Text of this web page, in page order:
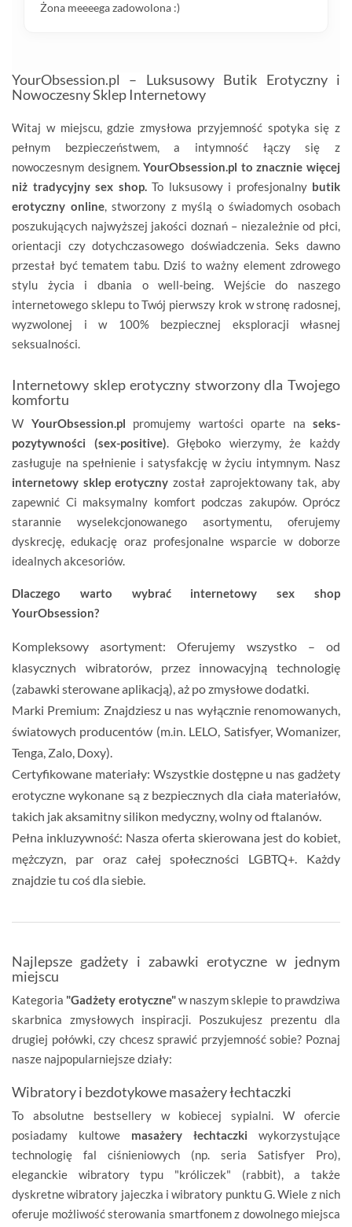
Żona meeeega zadowolona :)
YourObsession.pl – Luksusowy Butik Erotyczny i
Nowoczesny Sklep Internetowy
Witaj w miejscu, gdzie zmysłowa przyjemność spotyka się z
pełnym bezpieczeństwem, a intymność łączy się z
nowoczesnym designem.YourObsession.pl to znacznie więcej
niż tradycyjny sex shop.To luksusowy i profesjonalny butik
erotyczny online, stworzony z myślą o świadomych osobach
poszukujących najwyższej jakości doznań – niezależnie od płci,
orientacji czy dotychczasowego doświadczenia. Seks dawno
przestał być tematem tabu. Dziś to ważny element zdrowego
stylu życia i dbania o well-being. Wejście do naszego
internetowego sklepu to Twój pierwszy krok w stronę radosnej,
wyzwolonej i w 100% bezpiecznej eksploracji własnej
seksualności.
Internetowy sklep erotyczny stworzony dla Twojego
komfortu
W YourObsession.pl promujemy wartości oparte na seks-
pozytywności (sex-positive). Głęboko wierzymy, że każdy
zasługuje na spełnienie i satysfakcję w życiu intymnym. Nasz
internetowy sklep erotyczny został zaprojektowany tak, aby
zapewnić Ci maksymalny komfort podczas zakupów. Oprócz
starannie wyselekcjonowanego asortymentu, oferujemy
dyskrecję, edukację oraz profesjonalne wsparcie w doborze
idealnych akcesoriów.
Dlaczego warto wybrać internetowy sex shop
YourObsession?
Kompleksowy asortyment: Oferujemy wszystko – od
klasycznych wibratorów, przez innowacyjną technologię
(zabawki sterowane aplikacją), aż po zmysłowe dodatki.
Marki Premium: Znajdziesz u nas wyłącznie renomowanych,
światowych producentów (m.in. LELO, Satisfyer, Womanizer,
Tenga, Zalo, Doxy).
Certyfikowane materiały: Wszystkie dostępne u nas gadżety
erotyczne wykonane są z bezpiecznych dla ciała materiałów,
takich jak aksamitny silikon medyczny, wolny od ftalanów.
Pełna inkluzywność: Nasza oferta skierowana jest do kobiet,
mężczyzn, par oraz całej społeczności LGBTQ+. Każdy
znajdzie tu coś dla siebie.
Najlepsze gadżety i zabawki erotyczne w jednym
miejscu
Kategoria "Gadżety erotyczne"w naszym sklepie to prawdziwa
skarbnica zmysłowych inspiracji. Poszukujesz prezentu dla
drugiej połówki, czy chcesz sprawić przyjemność sobie? Poznaj
nasze najpopularniejsze działy:
Wibratory i bezdotykowe masażery łechtaczki
To absolutne bestsellery w kobiecej sypialni. W ofercie
posiadamy kultowe masażery łechtaczki wykorzystujące
technologię fal ciśnieniowych (np. seria Satisfyer Pro),
eleganckie wibratory typu "króliczek" (rabbit), a także
dyskretne wibratory jajeczka i wibratory punktu G. Wiele z nich
oferuje możliwość sterowania smartfonem z dowolnego miejsca